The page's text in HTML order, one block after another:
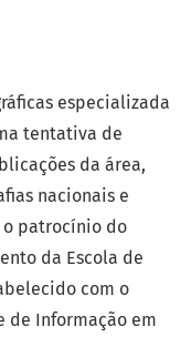
especializada
tentativa de
da área,
nacionais e
o patrocínio do
da Escola de
com o
de Informação em